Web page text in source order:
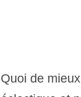
Quoi de